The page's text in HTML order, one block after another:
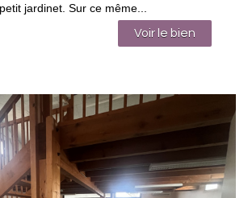
jardinet. Sur ce même...
Voir le bien